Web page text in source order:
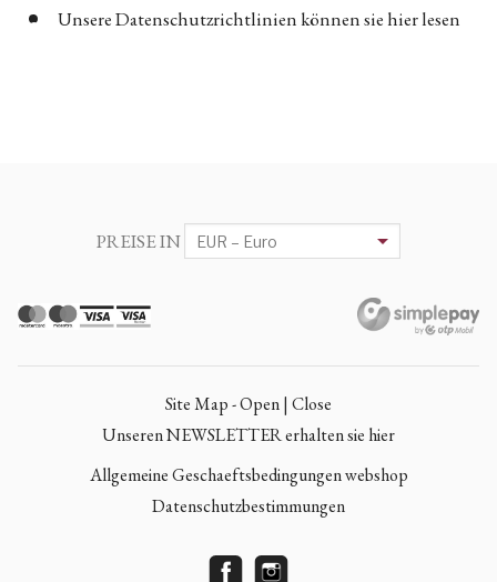
Unsere Datenschutzrichtlinien können sie hier lesen
PREISE IN
Site Map - Open | Close
Unseren NEWSLETTER erhalten sie hier
Allgemeine Geschaeftsbedingungen webshop
Datenschutzbestimmungen